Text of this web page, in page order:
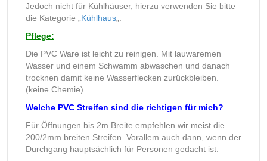
Jedoch nicht für Kühlhäuser, hierzu verwenden Sie bitte
die Kategorie „ Kühlhaus
Pflege:
Die PVC Ware ist leicht zu reinigen. Mit lauwaremen
Wasser und einem Schwamm abwaschen und danach
trocknen damit keine Wasserflecken zurückbleiben.
(keine Chemie)
Welche PVC Streifen sind die richtigen für mich?
Für Öffnungen bis 2m Breite empfehlen wir meist die
200/2mm breiten Streifen. Vorallem auch dann, wenn der
Durchgang hauptsächlich für Personen gedacht ist.